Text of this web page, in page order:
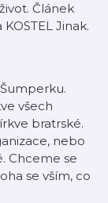
Článek
Jinak.
všech
bratrské.
nebo
Chceme se
se vším, co